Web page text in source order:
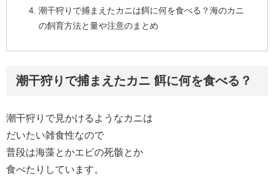
潮干狩りで捕まえたカニは餌に何を食べる？海のカニ
の飼育方法と量や注意のまとめ
潮干狩りで捕まえたカニ 餌に何を食べる？
潮干狩りで見かけるようなカニは
だいたい雑食性なので
普段は海藻とかエビの死骸とか
食べたりしています。